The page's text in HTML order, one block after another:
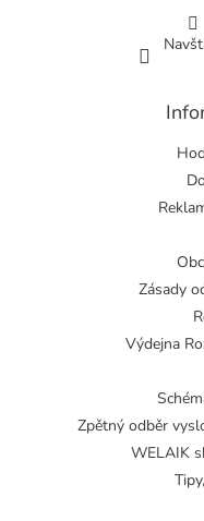
Zásady
Výdejna
Zpětný odběr
WELAIK